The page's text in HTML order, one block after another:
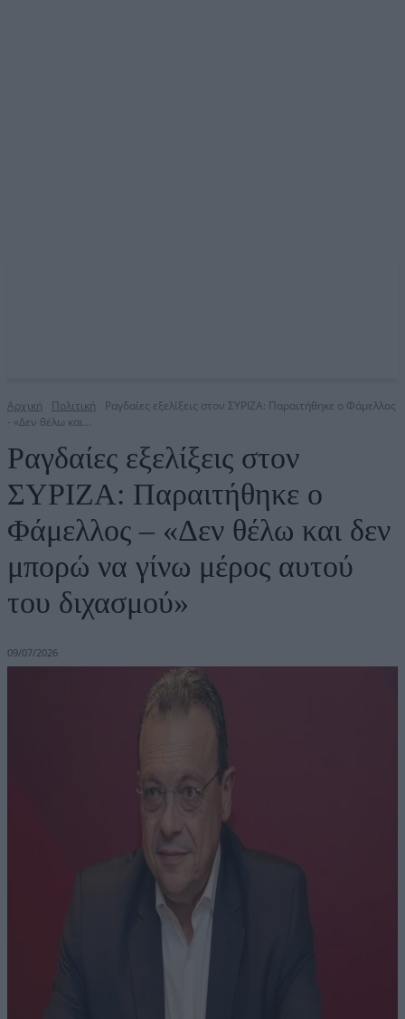
Αρχική Πολιτική
Ραγδαίες εξελίξεις στον ΣΥΡΙΖΑ: Παραιτήθηκε ο Φάμελλος
- «Δεν θέλω και...
Ραγδαίες εξελίξεις στον
ΣΥΡΙΖΑ: Παραιτήθηκε ο
Φάμελλος – «Δεν θέλω και δεν
μπορώ να γίνω μέρος αυτού
του διχασμού»
09/07/2026